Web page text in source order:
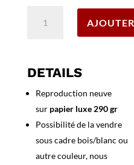
Germain
Laye
DETAILS
Reproduction neuve
sur papier luxe 290 gr
Possibilité de la vendre
sous cadre bois/blanc ou
autre couleur, nous